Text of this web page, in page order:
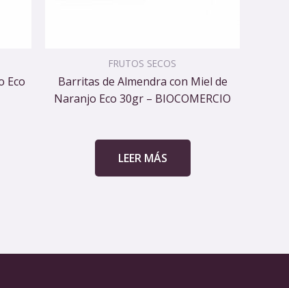
Eco
FRUTOS SECOS
Barritas de Almendra con Miel de
Naranjo Eco 30gr – BIOCOMERCIO
LEER MÁS